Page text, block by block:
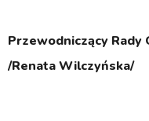
Przewodniczący Rady
/Renata Wilczyńska/